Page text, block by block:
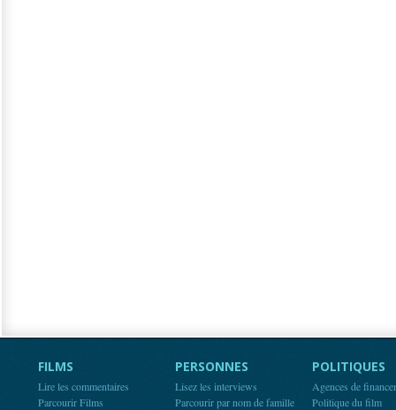
FILMS
Lire les commentaires
Parcourir Films
PERSONNES
Lisez les interviews
Parcourir par nom de famille
POLITIQUES
Agences de
Politique du film